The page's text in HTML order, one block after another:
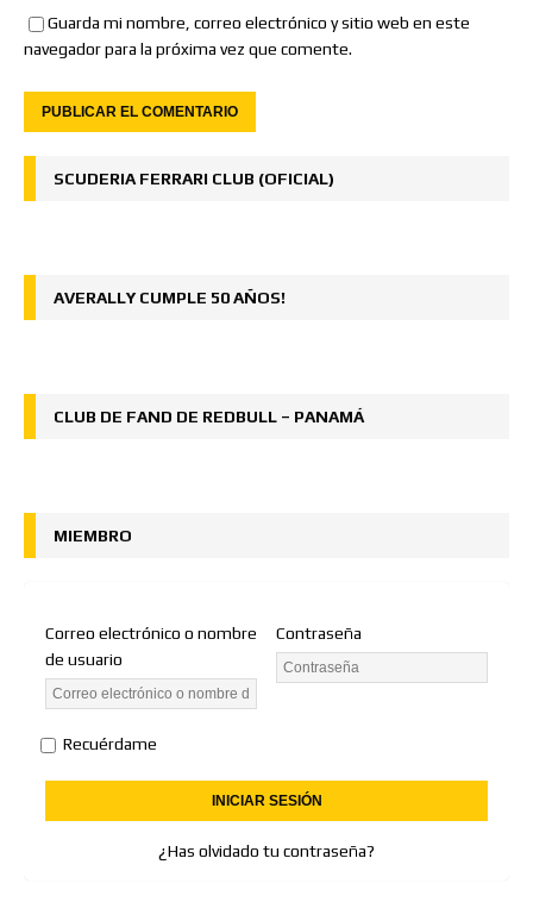
Guarda mi nombre, correo electrónico y sitio web en este
navegador para la próxima vez que comente.
SCUDERIA FERRARI CLUB (OFICIAL)
AVERALLY CUMPLE 50 AÑOS!
CLUB DE FAND DE REDBULL – PANAMÁ
MIEMBRO
Correo electrónico o nombre
de usuario
Contraseña
Recuérdame
¿Has olvidado tu contraseña?